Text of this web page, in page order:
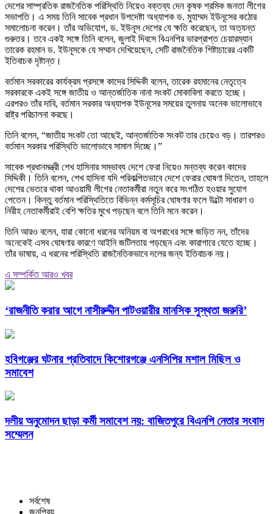
দেশের সাম্প্রতিক রাজনৈতিক পরিস্থিতি নিয়েও বক্তব্য দেন কৃষক শ্রমিক জনতা লীগের
সভাপতি। এ সময় তিনি সাবেক প্রধান উপদেষ্টা অধ্যাপক ড. মুহাম্মদ ইউনূসের কঠোর
সমালোচনা করেন। তাঁর অভিযোগ, ড. ইউনূস দেশের যে ক্ষতি করেছেন, তা অত্যন্ত
গুরুতর। তবে একই সঙ্গে তিনি বলেন, জুলাই দিবসে বিএনপির ভারপ্রাপ্ত চেয়ারম্যান
তারেক রহমান ড. ইউনূসকে যে সম্মান দেখিয়েছেন, সেটি রাজনৈতিক শিষ্টাচারের একটি
ইতিবাচক দৃষ্টান্ত।
বর্তমান সরকারের কার্যক্রম প্রসঙ্গে কাদের সিদ্দিকী বলেন, তারেক রহমানের নেতৃত্বে
সরকারকে একই সঙ্গে জাতীয় ও আন্তর্জাতিক নানা সংকট মোকাবিলা করতে হচ্ছে।
এরপরও তাঁর দাবি, বর্তমান সরকার অধ্যাপক ইউনূসের সময়ের তুলনায় অনেক ভালোভাবে
রাষ্ট্র পরিচালনা করছে।
তিনি বলেন, “জাতীয় সংকট তো আছেই, আন্তর্জাতিক সংকট তার চেয়েও বড়। তারপরও
বর্তমান সরকার পরিস্থিতি ভালোভাবে সামাল দিচ্ছে।”
সাবেক প্রধানমন্ত্রী শেখ হাসিনার সম্ভাব্য দেশে ফেরা নিয়েও মন্তব্য করেন কাদের
সিদ্দিকী। তিনি বলেন, শেখ হাসিনা যদি পরিকল্পিতভাবে দেশে ফেরার ঘোষণা দিতেন, তাহলে
দেশের ভেতরে থাকা আওয়ামী লীগের নেতাকর্মীরা নতুন করে সংগঠিত হওয়ার সুযোগ
পেতেন। কিন্তু বর্তমান পরিস্থিতিতে বিভিন্ন কর্মসূচির ঘোষণার ফলে উল্টো সাধারণ ও
নিরীহ নেতাকর্মীরাই বেশি ক্ষতির মুখে পড়ছেন বলে তিনি মনে করেন।
তিনি আরও বলেন, যারা কোনো ধরনের অনিয়ম বা অপরাধের সঙ্গে জড়িত নন, তাঁদের
অনেকেই এসব ঘোষণার কারণে আইনি জটিলতায় পড়ছেন এবং কারাগারে যেতে হচ্ছে।
তাঁর ভাষায়, এ ধরনের পরিস্থিতি রাজনৈতিকভাবে দলের জন্য ইতিবাচক নয়।
এ সম্পর্কিত আরও খবর
‘রাজনীতি করার আগে নাসীরুদ্দীন পাটওয়ারীর মানসিক সুস্থতা জরুরি’
হবিগঞ্জের ঘটনার প্রতিবাদে কিশোরগঞ্জে এনসিপির মশাল মিছিল ও
সমাবেশ
দলীয় অনুমোদন ছাড়া কর্মী সমাবেশ নয়: বাজিতপুরে বিএনপি নেতার সংবাদ
সম্মেলন
সর্বশেষ
জনপ্রিয়